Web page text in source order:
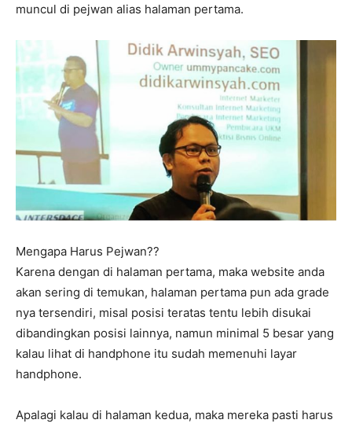
muncul di pejwan alias halaman pertama.
Mengapa Harus Pejwan??
Karena dengan di halaman pertama, maka website anda
akan sering di temukan, halaman pertama pun ada grade
nya tersendiri, misal posisi teratas tentu lebih disukai
dibandingkan posisi lainnya, namun minimal 5 besar yang
kalau lihat di handphone itu sudah memenuhi layar
handphone.
Apalagi kalau di halaman kedua, maka mereka pasti harus